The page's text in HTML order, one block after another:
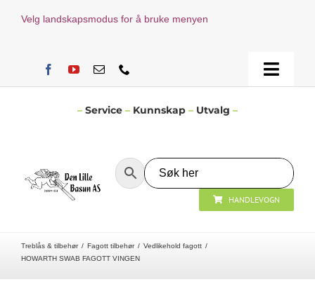
Velg landskapsmodus for å bruke menyen
Toggle
Åpningstider
– Service – Kunnskap – Utvalg –
HANDLEVOGN
Treblås & tilbehør Fagott tilbehør
Vedlikehold fagott
HOWARTH SWAB FAGOTT VINGEN